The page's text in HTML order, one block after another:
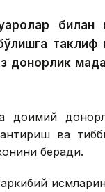
билан
таклиф
донорлик
доимий
ва
беради.